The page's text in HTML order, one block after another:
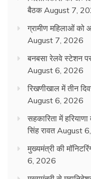
बैठक August 7,
ग्रामीण महिलाओं
August 7, 2026
बनबसा रेलवे स्टेशन
August 6, 2026
रिखणीखाल में तीन
August 6, 2026
सहकारिता में
सिंह रावत August
मुख्यमंत्री की
6, 2026